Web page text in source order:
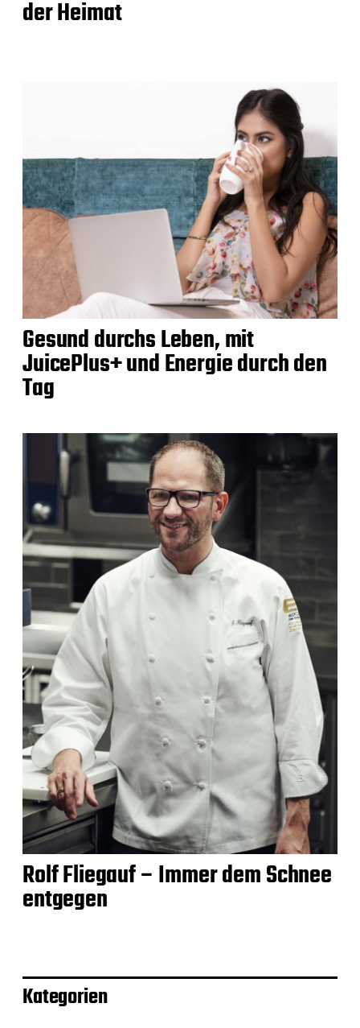
der Heimat
Gesund durchs Leben, mit
JuicePlus+ und Energie durch den
Tag
Rolf Fliegauf – Immer dem Schnee
entgegen
Kategorien